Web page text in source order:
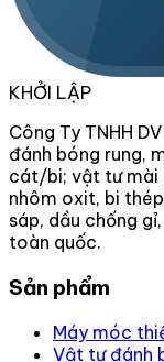
KHỞI LẬP
Công Ty TNHH
đánh bóng rung,
cát/bi; vật tư mài
nhôm oxit, bi
sáp, dầu chống
toàn quốc.
Sản phẩm
Máy móc
Vật tư đánh